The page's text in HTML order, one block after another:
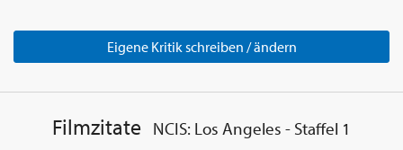
Eigene Kritik schreiben / ändern
Filmzitate NCIS: Los Angeles - Staffel 1